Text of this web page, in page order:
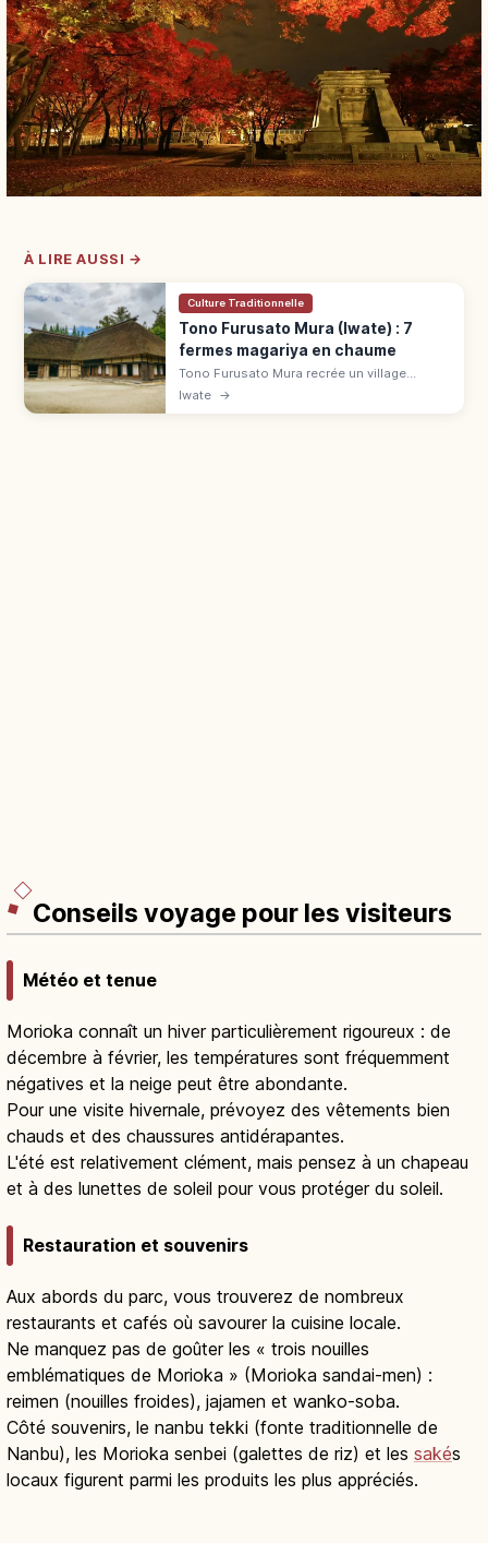
À LIRE AUSSI →
Culture Traditionnelle
Tono Furusato Mura (Iwate) : 7
fermes magariya en chaume
Tono Furusato Mura recrée un village
d'Iwate de l'ère Showa avec 7 fermes
Iwate →
Conseils voyage pour les visiteurs
Météo et tenue
Morioka connaît un hiver particulièrement rigoureux : de
décembre à février, les températures sont fréquemment
négatives et la neige peut être abondante.
Pour une visite hivernale, prévoyez des vêtements bien
chauds et des chaussures antidérapantes.
L'été est relativement clément, mais pensez à un chapeau
et à des lunettes de soleil pour vous protéger du soleil.
Restauration et souvenirs
Aux abords du parc, vous trouverez de nombreux
restaurants et cafés où savourer la cuisine locale.
Ne manquez pas de goûter les « trois nouilles
emblématiques de Morioka » (Morioka sandai-men) :
reimen (nouilles froides), jajamen et wanko-soba.
Côté souvenirs, le nanbu tekki (fonte traditionnelle de
Nanbu), les Morioka senbei (galettes de riz) et les sakés
locaux figurent parmi les produits les plus appréciés.